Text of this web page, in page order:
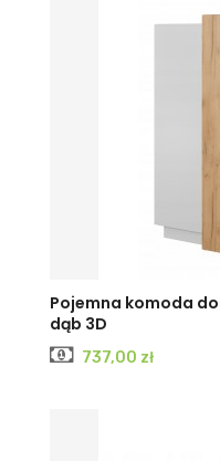
Pojemna komoda do
dąb 3D
Cena
737,00 zł